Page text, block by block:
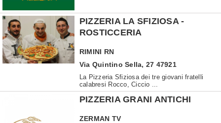
PIZZERIA LA SFIZIOSA -
ROSTICCERIA
RIMINI RN
Via Quintino Sella, 27 47921
La Pizzeria Sfiziosa dei tre giovani fratelli
calabresi Rocco, Ciccio ...
PIZZERIA GRANI ANTICHI
ZERMAN TV